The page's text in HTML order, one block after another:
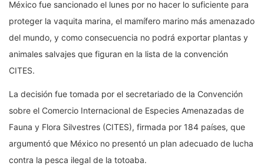
México fue sancionado el lunes por no hacer lo suficiente para
proteger la vaquita marina, el mamífero marino más amenazado
del mundo, y como consecuencia no podrá exportar plantas y
animales salvajes que figuran en la lista de la convención
CITES.
La decisión fue tomada por el secretariado de la Convención
sobre el Comercio Internacional de Especies Amenazadas de
Fauna y Flora Silvestres (CITES), firmada por 184 países, que
argumentó que México no presentó un plan adecuado de lucha
contra la pesca ilegal de la totoaba.